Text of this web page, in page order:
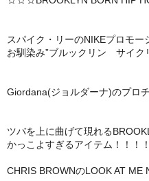
スパイク・リーのNIKEプロモー
お馴染み”ブルックリン サイク
Giordana(ジョルダーナ)のプロ
ツバを上に曲げて現れる
かっこよすぎるアイテム！！！！
CHRIS BROWNのLOOK AT ME